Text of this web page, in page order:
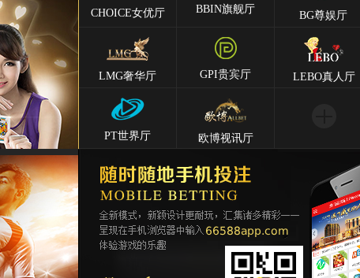
Hg****64
23514.56
不休的爱情
Qq****514
57845.12
冰上曲棍球
tu****555
235768.00
空手道猪
Lhs****668
143258.00
Hyl****541
83514.25
跳高高
Kg****124
篮球巨星
Gda***54
9845.00
水果拉霸
Wo***575
57845.12
冰上曲棍球
Qq****514
57845.12
冰上曲棍球
Wa***ljd
235768.00
空手道猪
Li****254
193547.86
雷霆风暴
Qq****514
57845.12
CHOICE女优厅 BBIN旗舰厅
BG尊娱厅
LMG奢华厅 GPI贵宾厅 LEBO真人厅
PT世界厅 欧博视讯厅